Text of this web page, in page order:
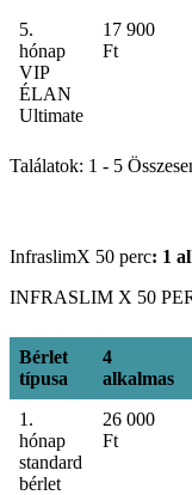
5.
hónap
VIP
ÉLAN
Ultimate
17 900
Ft
Találatok: 1 - 5
InfraslimX 50 perc: 1
INFRASLIM X 50
Bérlet
típusa
4
alkalmas
Bérlet
típusa
4
alkalmas
1.
hónap
standard
bérlet
26 000
Ft